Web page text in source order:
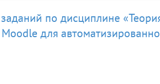
по дисциплине
для